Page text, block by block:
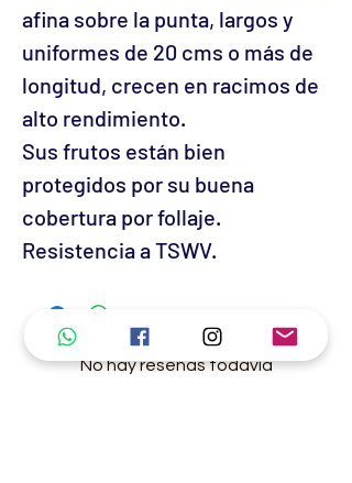
afina sobre la punta, largos y
uniformes de 20 cms o más de
longitud, crecen en racimos de
alto rendimiento.
Sus frutos están bien
protegidos por su buena
cobertura por follaje.
Resistencia a TSWV.
No hay reseñas todavía